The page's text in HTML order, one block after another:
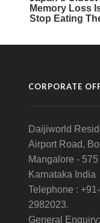
CORPORATE
Daijiworld
Airport Road,
Mangalore - 575
Karnataka India
Telephone :
2982023.
General Enquiry: